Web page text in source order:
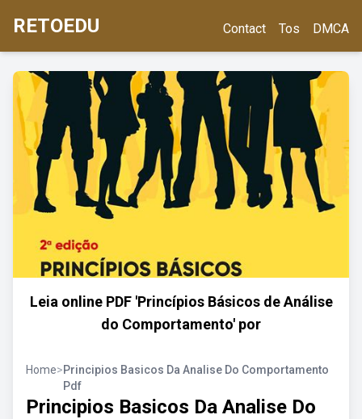
RETOEDU Contact Tos DMCA
Leia online PDF 'Princípios Básicos de Análise
do Comportamento' por
Home>Principios Basicos Da Analise Do Comportamento
Pdf
Principios Basicos Da Analise Do